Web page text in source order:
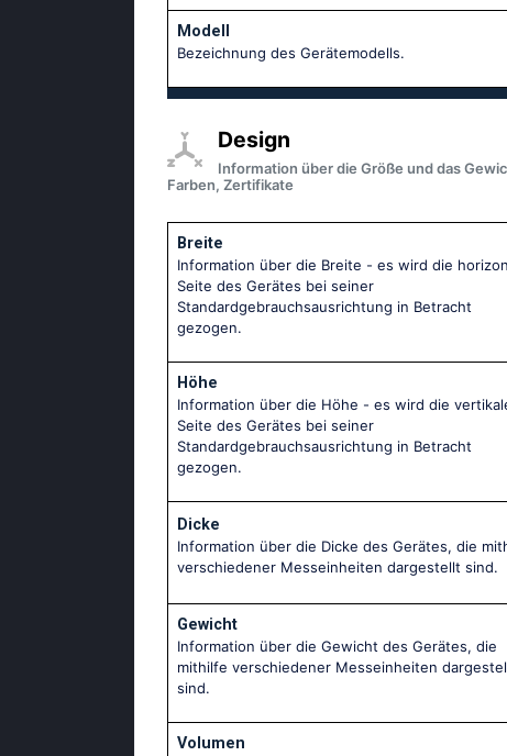
Modell
Bezeichnung des Gerätemodells.
Design
Information über die Größe und das
Farben, Zertifikate
Breite
Information über die Breite - es wird die
Seite des Gerätes bei seiner
Standardgebrauchsausrichtung in Betracht
gezogen.
Höhe
Information über die Höhe - es wird die
Seite des Gerätes bei seiner
Standardgebrauchsausrichtung in Betracht
gezogen.
Dicke
Information über die Dicke des Gerätes, die
verschiedener Messeinheiten dargestellt sind.
Gewicht
Information über die Gewicht des Gerätes, die
mithilfe verschiedener Messeinheiten
sind.
Volumen